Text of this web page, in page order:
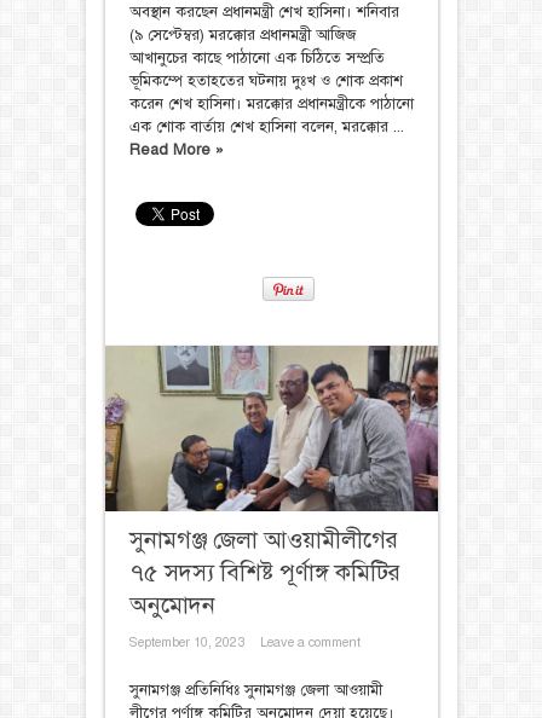
অবস্থান করছেন প্রধানমন্ত্রী শেখ হাসিনা। শনিবার
(৯ সেপ্টেম্বর) মরক্কোর প্রধানমন্ত্রী আজিজ
আখানুচের কাছে পাঠানো এক চিঠিতে সম্প্রতি
ভূমিকম্পে হতাহতের ঘটনায় দুঃখ ও শোক প্রকাশ
করেন শেখ হাসিনা। মরক্কোর প্রধানমন্ত্রীকে পাঠানো
এক শোক বার্তায় শেখ হাসিনা বলেন, মরক্কোর ...
Read More »
সুনামগঞ্জ জেলা আওয়ামীলীগের
৭৫ সদস্য বিশিষ্ট পূর্ণাঙ্গ কমিটির
অনুমোদন
September 10, 2023 Leave a comment
সুনামগঞ্জ প্রতিনিধিঃ সুনামগঞ্জ জেলা আওয়ামী
লীগের পূর্ণাঙ্গ কমিটির অনুমোদন দেয়া হয়েছে।